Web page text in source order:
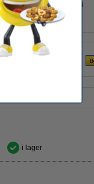
4960999047034
7737A001AD
i lager